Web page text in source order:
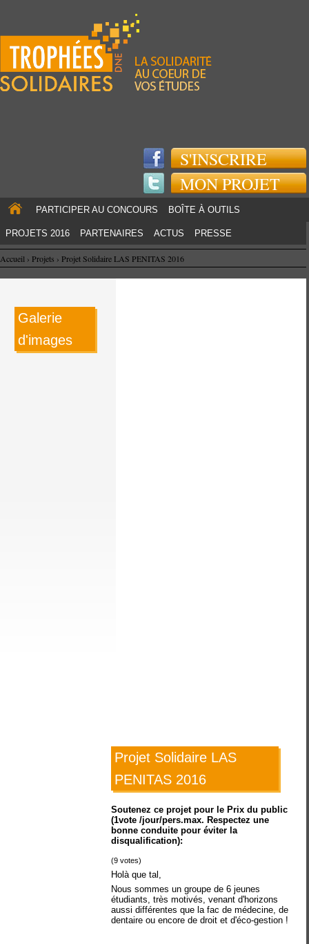
S'INSCRIRE
MON PROJET
PARTICIPER AU CONCOURS BOÎTE À OUTILS
PROJETS 2016 PARTENAIRES ACTUS PRESSE
Accueil › Projets › Projet Solidaire LAS PENITAS 2016
Galerie
d'images
Projet Solidaire LAS
PENITAS 2016
Soutenez ce projet pour le Prix du public
(1vote /jour/pers.max. Respectez une
bonne conduite pour éviter la
disqualification):
(9 votes)
Holà que tal,
Nous sommes un groupe de 6 jeunes
étudiants, très motivés, venant d'horizons
aussi différentes que la fac de médecine, de
dentaire ou encore de droit et d'éco-gestion !